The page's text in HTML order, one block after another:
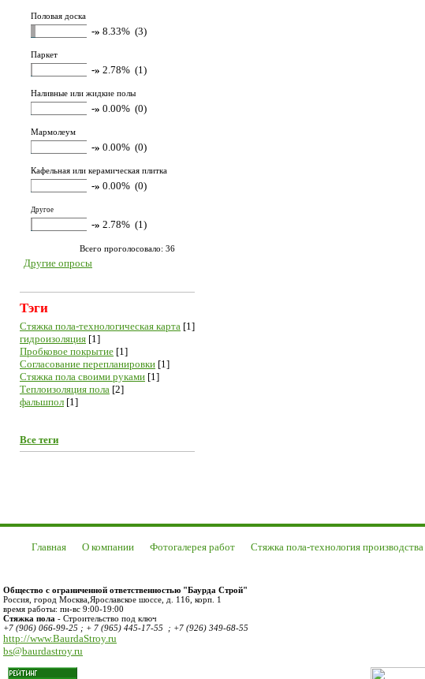
Половая доска
-» 8.33% (3)
Паркет
-» 2.78% (1)
Наливные или жидкие полы
-» 0.00% (0)
Мармолеум
-» 0.00% (0)
Кафельная или керамическая плитка
-» 0.00% (0)
Другое
-» 2.78% (1)
Всего проголосовало: 36
Другие опросы
Тэги
Cтяжка пола-технологическая карта [1]
гидроизоляция [1]
Пробковое покрытие [1]
Согласование перепланировки [1]
Стяжка пола своими руками [1]
Теплоизоляция пола [2]
фальшпол [1]
Все теги
Главная О компании Фотогалерея работ Стяжка пола-технология производства
Общество с ограниченной ответственностью "Баурда Строй"
Россия город Москва Ярославское шоссе, д. 116, корп. 1
время работы: пн-вс 9:00-19:00
Стяжка пола - Строительство под ключ
+7 (906) 066-99-25 ; + 7 (965) 445-17-55 ; +7 (926) 349-68-55
http://www.BaurdaStroy.ru
bs@baurdastroy.ru